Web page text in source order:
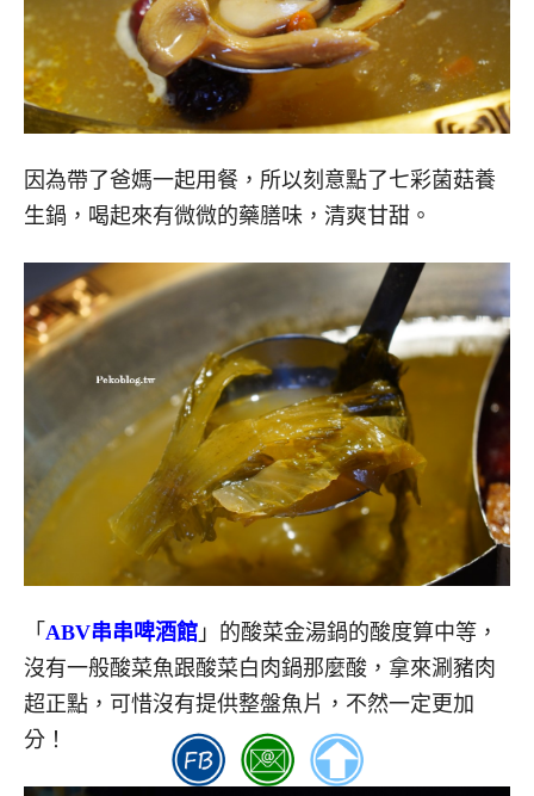
因為帶了爸媽一起用餐，所以刻意點了七彩菌菇養
生鍋，喝起來有微微的藥膳味，清爽甘甜。
「 ABV串串啤酒館 」的酸菜金湯鍋的酸度算中等，
沒有一般酸菜魚跟酸菜白肉鍋那麼酸，拿來涮豬肉
超正點，可惜沒有提供整盤魚片，不然一定更加
分！